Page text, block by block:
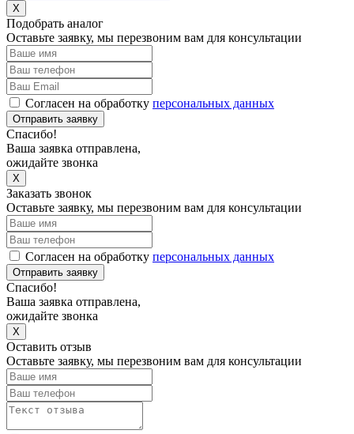
X
Подобрать аналог
Оставьте заявку, мы перезвоним вам для консультации
Согласен на обработку персональных данных
Отправить заявку
Спасибо!
Ваша заявка отправлена,
ожидайте звонка
X
Заказать звонок
Оставьте заявку, мы перезвоним вам для консультации
Согласен на обработку персональных данных
Отправить заявку
Спасибо!
Ваша заявка отправлена,
ожидайте звонка
X
Оставить отзыв
Оставьте заявку, мы перезвоним вам для консультации